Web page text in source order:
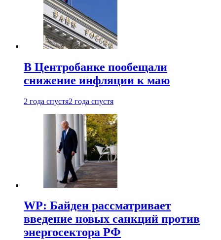
В Центробанке пообещали
снижение инфляции к маю
2 года спустя2 года спустя
WP: Байден рассматривает
введение новых санкций против
энергосектора РФ